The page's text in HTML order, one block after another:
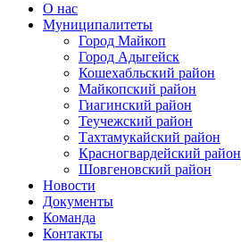
О нас
Муниципалитеты
Город Майкоп
Город Адыгейск
Кошехабльский район
Майкопский район
Гиагинский район
Теучежский район
Тахтамукайский район
Красногвардейский район
Шовгеновский район
Новости
Документы
Команда
Контакты